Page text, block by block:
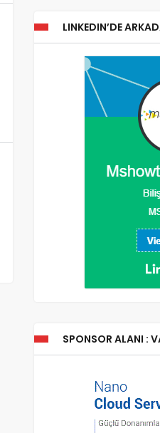
LINKEDIN’DE
SPONSOR ALANI :